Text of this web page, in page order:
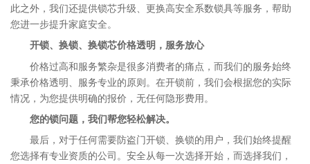
此之外，我们还提供锁芯升级、更换高安全系数锁具等服务，帮助
您进一步提升家庭安全。
开锁、换锁、换锁芯价格透明，服务放心
价格过高和服务繁杂是很多消费者的痛点，而我们的服务始终
秉承价格透明、服务专业的原则。在开锁前，我们会根据您的实际
情况，为您提供明确的报价，无任何隐形费用。
您的锁问题，我们帮您轻松解决。
最后，对于任何需要防盗门开锁、换锁的用户，我们始终提醒
您选择有专业资质的公司。安全从每一次选择开始，而选择我们，